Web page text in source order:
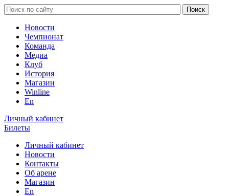
Новости
Чемпионат
Команда
Медиа
Клуб
История
Магазин
Winline
En
Личный кабинет
Билеты
Личный кабинет
Новости
Контакты
Об арене
Магазин
En